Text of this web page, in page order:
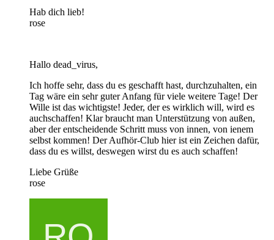
Hab dich lieb!
rose
Hallo dead_virus,
Ich hoffe sehr, dass du es geschafft hast, durchzuhalten, ein
Tag wäre ein sehr guter Anfang für viele weitere Tage! Der
Wille ist das wichtigste! Jeder, der es wirklich will, wird es
auchschaffen! Klar braucht man Unterstützung von außen,
aber der entscheidende Schritt muss von innen, von ienem
selbst kommen! Der Aufhör-Club hier ist ein Zeichen dafür,
dass du es willst, deswegen wirst du es auch schaffen!
Liebe Grüße
rose